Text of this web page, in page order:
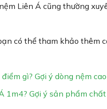
Liên Á cũng thường
có thể tham khảo thêm
gì? Gợi ý dòng nệm
1m4? Gợi ý sản phẩm